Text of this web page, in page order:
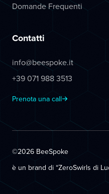
Domande Frequenti
Contatti
info@beespoke.it
+39 071 988 3513
Prenota una call
©2026 BeeSpoke
è un brand di “ZeroSwirls di